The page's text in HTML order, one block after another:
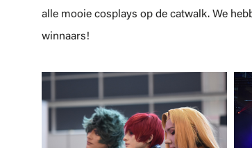
alle mooie cosplays op de catwalk. We
winnaars!